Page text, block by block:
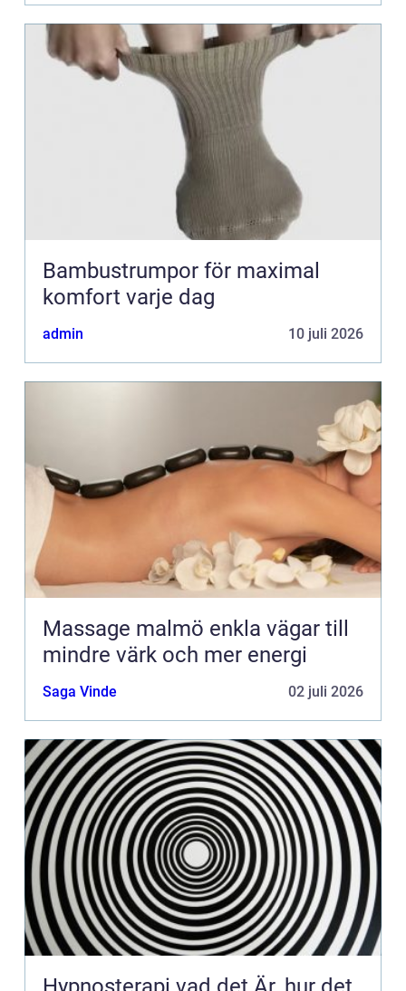
Bambustrumpor för maximal
komfort varje dag
admin 10 juli 2026
Massage malmö enkla vägar till
mindre värk och mer energi
Saga Vinde 02 juli 2026